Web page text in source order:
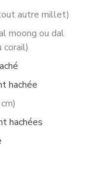
autre millet)
moong ou dal
corail)
hachée
hachées